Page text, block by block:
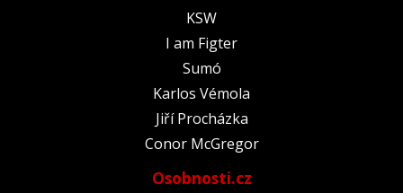
KSW
I am Figter
Sumó
Karlos Vémola
Jiří Procházka
Conor McGregor
Osobnosti.cz